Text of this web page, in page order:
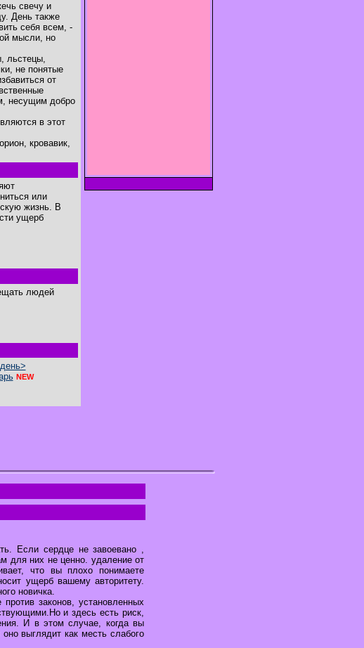
свечу и
День также
себя всем, -
мысли, но
льстецы,
не понятые
от
несущим добро
в этот
кровавик,
или
жизнь. В
ущерб
людей
NEW
Если сердце не завоевано ,
для них не ценно. удаление от
что вы плохо понимаете
ущерб вашему авторитету.
новичка.
законов, установленных
и здесь есть риск,
И в этом случае, когда вы
выглядит как месть слабого